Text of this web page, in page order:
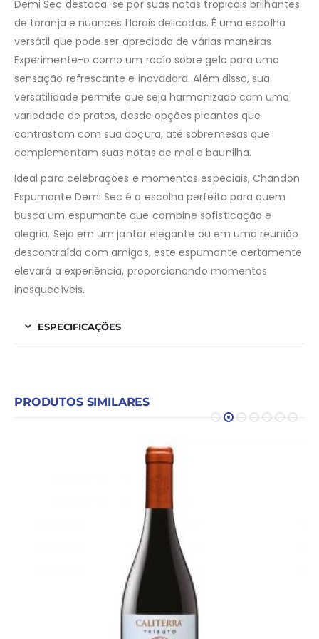
Demi Sec destaca-se por suas notas tropicais brilhantes
de toranja e nuances florais delicadas. É uma escolha
versátil que pode ser apreciada de várias maneiras.
Experimente-o como um rocío sobre gelo para uma
sensação refrescante e inovadora. Além disso, sua
versatilidade permite que seja harmonizado com uma
variedade de pratos, desde opções picantes que
contrastam com sua doçura, até sobremesas que
complementam suas notas de mel e baunilha.
Ideal para celebrações e momentos especiais, Chandon
Espumante Demi Sec é a escolha perfeita para quem
busca um espumante que combine sofisticação e
alegria. Seja em um jantar elegante ou em uma reunião
descontraída com amigos, este espumante certamente
elevará a experiência, proporcionando momentos
inesquecíveis.
ESPECIFICAÇÕES
PRODUTOS SIMILARES